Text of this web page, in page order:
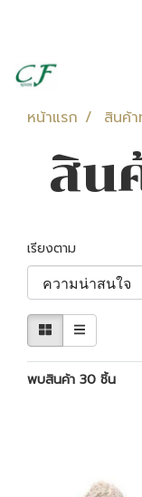
หน้าแรก สินค้
สิน
เรียงตาม
พบสินค้า 30 ชิ้น